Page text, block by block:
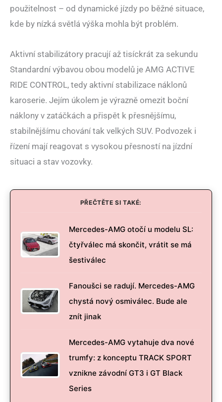
použitelnost – od dynamické jízdy po běžné situace,
kde by nízká světlá výška mohla být problém.
Aktivní stabilizátory pracují až tisíckrát za sekundu
Standardní výbavou obou modelů je AMG ACTIVE
RIDE CONTROL, tedy aktivní stabilizace náklonů
karoserie. Jejím úkolem je výrazně omezit boční
náklony v zatáčkách a přispět k přesnějšímu,
stabilnějšímu chování tak velkých SUV. Podvozek i
řízení mají reagovat s vysokou přesností na jízdní
situaci a stav vozovky.
PŘEČTĚTE SI TAKÉ:
Mercedes-AMG otočí u modelu SL:
čtyřválec má skončit, vrátit se má
šestiválec
Fanoušci se radují. Mercedes-AMG
chystá nový osmiválec. Bude ale
znít jinak
Mercedes-AMG vytahuje dva nové
trumfy: z konceptu TRACK SPORT
vznikne závodní GT3 i GT Black
Series